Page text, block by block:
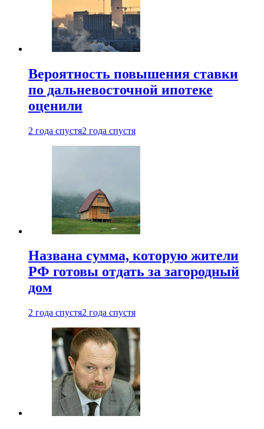
Вероятность повышения ставки
по дальневосточной ипотеке
оценили
2 года спустя2 года спустя
Названа сумма, которую жители
РФ готовы отдать за загородный
дом
2 года спустя2 года спустя